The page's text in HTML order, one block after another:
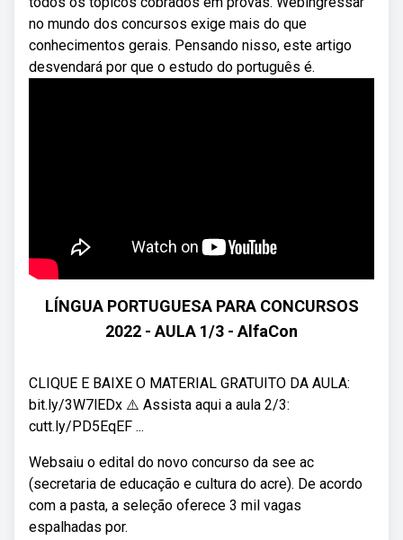
no mundo dos concursos exige mais do que
conhecimentos gerais. Pensando nisso, este artigo
desvendará por que o estudo do português é.
LÍNGUA PORTUGUESA PARA CONCURSOS
2022 - AULA 1/3 - AlfaCon
CLIQUE E BAIXE O MATERIAL GRATUITO DA AULA:
bit.ly/3W7lEDx ⚠️ Assista aqui a aula 2/3:
cutt.ly/PD5EqEF ...
Websaiu o edital do novo concurso da see ac
(secretaria de educação e cultura do acre). De acordo
com a pasta, a seleção oferece 3 mil vagas
espalhadas por.